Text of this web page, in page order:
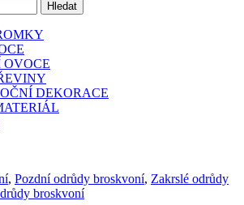
DEKORACE
, Pozdní odrůdy broskvoní, Zakrslé odrůdy
broskvoní